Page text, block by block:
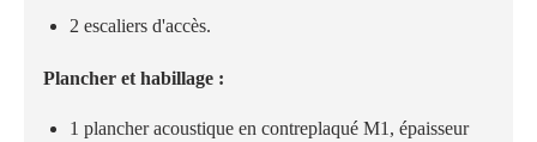
2 escaliers d'accès.
Plancher et habillage :
1 plancher acoustique en contreplaqué M1, épaisseur